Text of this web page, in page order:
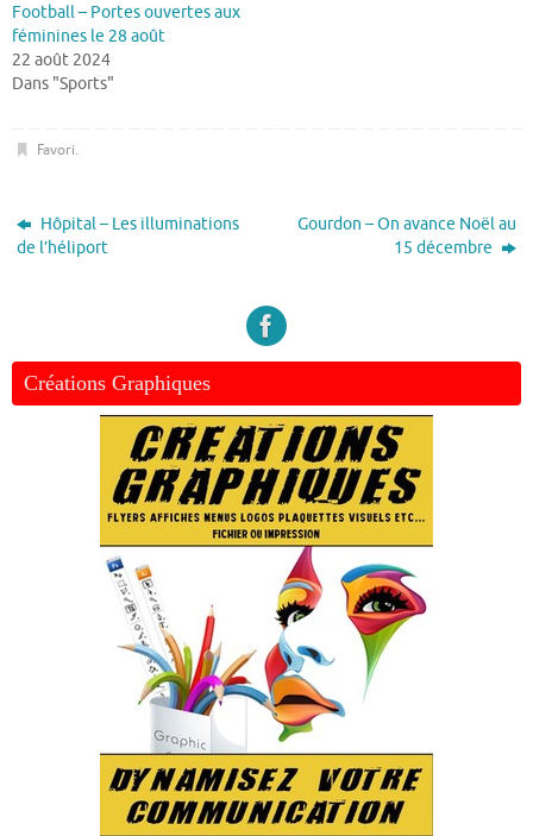
Football – Portes ouvertes aux
féminines le 28 août
22 août 2024
Dans "Sports"
Favori.
Hôpital – Les illuminations
de l’héliport
Gourdon – On avance Noël au
15 décembre
Créations Graphiques